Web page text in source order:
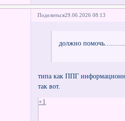
Поделиться29.06.2026 08:13
должно
типа как ППГ
так вот.
+1